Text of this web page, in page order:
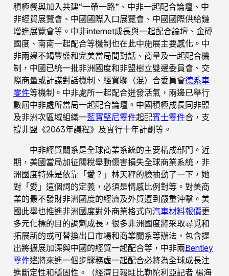
積極餐與加入共建“一帶一路”、中非一起配合論壇、中
非經貿展覽會、中國國際入口展覽會、中國國際供給鏈
增進展覽會等。中非internet成長與一起配合論壇、金磚
國度、南南一起配合等機制也在此中施展主要感化。中
非兩邊不竭豐盛和完美當局間對話、商量及一起配合機
制，中國已統一批非洲國度和非盟樹立雙邊委員會、交
際商量或計謀對話機制、經貿聯（混）合委員會德系車
零件等機制。中非處所一起配合迸發活氣，兩邊已舉行
數屆中非處所當局一起配合論壇。中國積極成長同非盟
及非洲次區域組織一藍寶堅尼零件起配賓士零件合，支
撐非盟《2063年議程》及實行十年計劃等。
中非經貿關系是全球商業系統的主要構成部門。近
期，美國當局加征關稅舉動傷害損失全球商業系統，非
洲國度特殊是依靠「愛？」林天秤的臉抽動了一下，她
對「愛」這個詞的定義，必須是情感比例對等。對美商
業的最不發財非洲國度的經濟及外貿遭到嚴重沖擊。美
國此舉也推進非洲國度對外商業格式向汽車材料報價更
多元化標的目的調劑成長，很多非洲國度將采取尋覓和
拓展新的或可替換出口市場和商業關系等辦法，包含提
出將擴展加深與中國的經貿一起配合等，中非兩Bentley
零件邊將來進一個步驟務虛一起配合必將為全球成長注
進斷定性和穩固性。（經濟日報駐比勒陀利亞記者 楊海